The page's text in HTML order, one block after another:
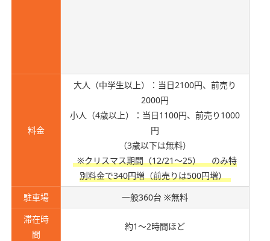
料金
大人（中学生以上）：当日2100円、前売り
2000円
小人（4歳以上）：当日1100円、前売り1000
円
（3歳以下は無料）
※クリスマス期間（12/21～25）
のみ特
別料金で340円増（前売りは500円増）
駐車場
一般360台 ※無料
滞在時
間
約1～2時間ほど